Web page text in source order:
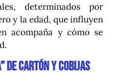
determinados por
y la edad, que influyen
acompaña y cómo se
de cartón y cobijas